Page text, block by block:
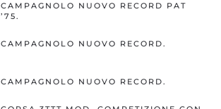
CAMPAGNOLO NUOVO RECORD PAT
’75.
CAMPAGNOLO NUOVO RECORD.
CAMPAGNOLO NUOVO RECORD.